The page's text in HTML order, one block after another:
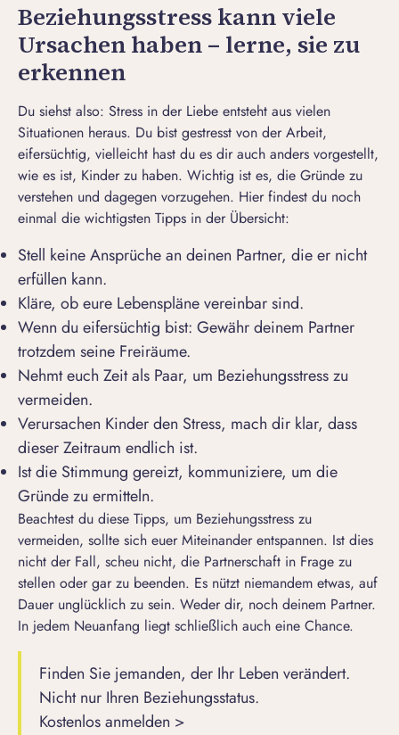
Beziehungsstress kann viele
Ursachen haben – lerne, sie zu
erkennen
Du siehst also: Stress in der Liebe entsteht aus vielen
Situationen heraus. Du bist gestresst von der Arbeit,
eifersüchtig, vielleicht hast du es dir auch anders vorgestellt,
wie es ist, Kinder zu haben. Wichtig ist es, die Gründe zu
verstehen und dagegen vorzugehen. Hier findest du noch
einmal die wichtigsten Tipps in der Übersicht:
Stell keine Ansprüche an deinen Partner, die er nicht
erfüllen kann.
Kläre, ob eure Lebenspläne vereinbar sind.
Wenn du eifersüchtig bist: Gewähr deinem Partner
trotzdem seine Freiräume.
Nehmt euch Zeit als Paar, um Beziehungsstress zu
vermeiden.
Verursachen Kinder den Stress, mach dir klar, dass
dieser Zeitraum endlich ist.
Ist die Stimmung gereizt, kommuniziere, um die
Gründe zu ermitteln.
Beachtest du diese Tipps, um Beziehungsstress zu
vermeiden, sollte sich euer Miteinander entspannen. Ist dies
nicht der Fall, scheu nicht, die Partnerschaft in Frage zu
stellen oder gar zu beenden. Es nützt niemandem etwas, auf
Dauer unglücklich zu sein. Weder dir, noch deinem Partner.
In jedem Neuanfang liegt schließlich auch eine Chance.
Finden Sie jemanden, der Ihr Leben verändert.
Nicht nur Ihren Beziehungsstatus.
Kostenlos anmelden >